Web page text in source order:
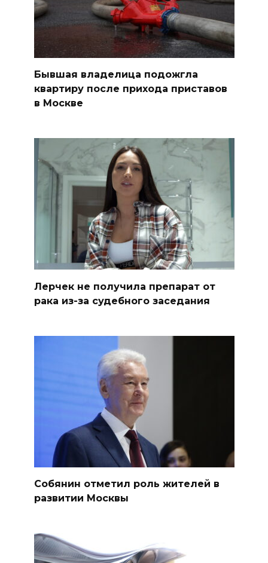
Бывшая владелица подожгла
квартиру после прихода приставов
в Москве
Лерчек не получила препарат от
рака из-за судебного заседания
Собянин отметил роль жителей в
развитии Москвы